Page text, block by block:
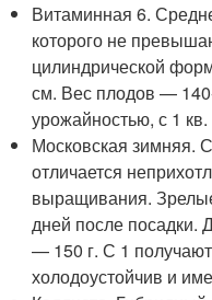
Витаминная 6.
которого не
цилиндрической
см. Вес плодов —
урожайностью, с 1
Московская зимняя.
отличается
выращивания.
дней после посадки.
— 150 г. С 1
холодоустойчив и